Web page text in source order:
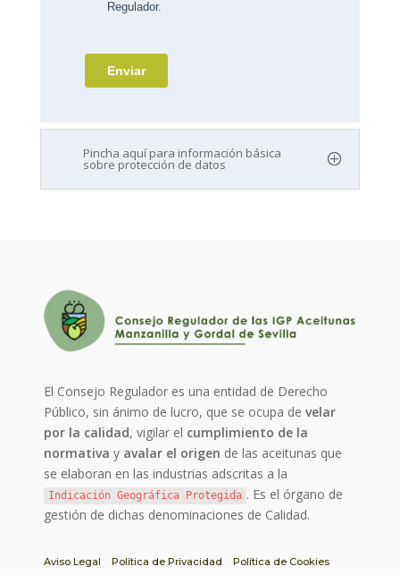
Pincha aquí para información básica
sobre protección de datos
El Consejo Regulador es una entidad de Derecho
Público, sin ánimo de lucro, que se ocupa develar
por la calidad, vigilar el cumplimiento de la
normativa y avalar el origen de las aceitunas que
se elaboran en las industrias adscritas a la
Indicación Geográfica Protegida . Es el órgano de
gestión de dichas denominaciones de Calidad.
Aviso Legal Política de Privacidad
Política de Cookies